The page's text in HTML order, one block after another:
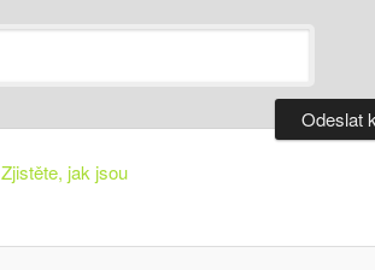
Zjistěte, jak jsou